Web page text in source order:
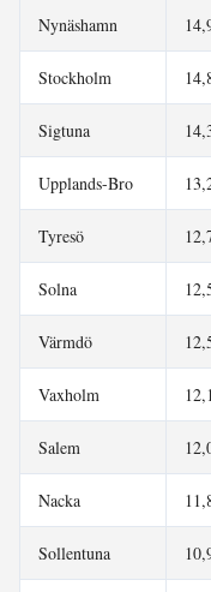
Nynäshamn
Stockholm
Sigtuna
Upplands-Bro
Tyresö
Solna
Värmdö
Vaxholm
Salem
Nacka
Sollentuna